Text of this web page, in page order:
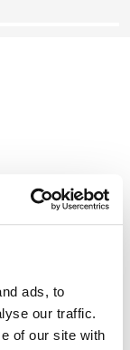
ads, to
our traffic.
of our site with
установки
без